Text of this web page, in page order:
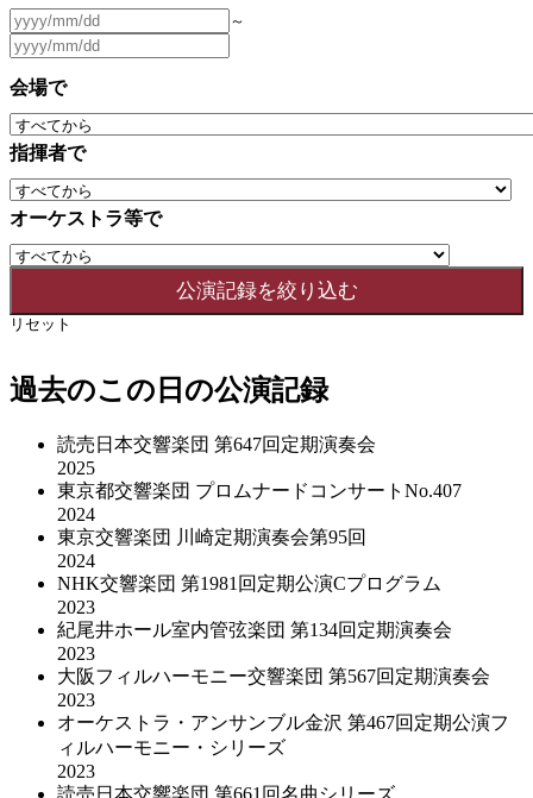
～
会場で
指揮者で
オーケストラ等で
リセット
過去のこの日の公演記録
読売日本交響楽団 第647回定期演奏会
2025
東京都交響楽団 プロムナードコンサートNo.407
2024
東京交響楽団 川崎定期演奏会第95回
2024
NHK交響楽団 第1981回定期公演Cプログラム
2023
紀尾井ホール室内管弦楽団 第134回定期演奏会
2023
大阪フィルハーモニー交響楽団 第567回定期演奏会
2023
オーケストラ・アンサンブル金沢 第467回定期公演フ
ィルハーモニー・シリーズ
2023